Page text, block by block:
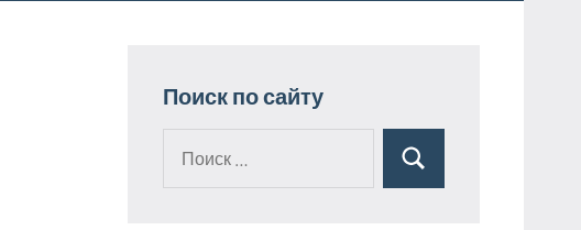
Поиск по сайту
Поиск